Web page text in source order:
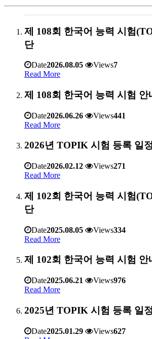
제 108회 한국어 능력 시험
단
Date2026.08.05 Views7
Read More
제 108회 한국어 능력 시험 안
Date2026.06.26 Views441
Read More
2026년 TOPIK 시험 등록 일
Date2026.02.12 Views271
Read More
제 102회 한국어 능력 시험
단
Date2025.08.05 Views334
Read More
제 102회 한국어 능력 시험 안
Date2025.06.21 Views976
Read More
2025년 TOPIK 시험 등록 일
Date2025.01.29 Views627